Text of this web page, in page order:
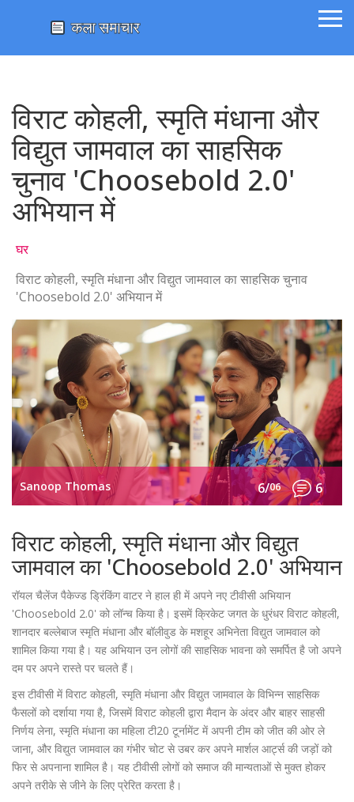
विराट कोहली, स्मृति मंधाना और
विद्युत जामवाल का साहसिक
चुनाव 'Choosebold 2.0'
अभियान में
घर
विराट कोहली, स्मृति मंधाना और विद्युत जामवाल का साहसिक चुनाव
'Choosebold 2.0' अभियान में
Sanoop Thomas 6/06 6
विराट कोहली, स्मृति मंधाना और विद्युत
जामवाल का 'Choosebold 2.0' अभियान
रॉयल चैलेंज पैकेज्ड ड्रिंकिंग वाटर ने हाल ही में अपने नए टीवीसी अभियान
'Choosebold 2.0' को लॉन्च किया है। इसमें क्रिकेट जगत के धुरंधर विराट कोहली,
शानदार बल्लेबाज स्मृति मंधाना और बॉलीवुड के मशहूर अभिनेता विद्युत जामवाल को
शामिल किया गया है। यह अभियान उन लोगों की साहसिक भावना को समर्पित है जो अपने
दम पर अपने रास्ते पर चलते हैं।
इस टीवीसी में विराट कोहली, स्मृति मंधाना और विद्युत जामवाल के विभिन्न साहसिक
फैसलों को दर्शाया गया है, जिसमें विराट कोहली द्वारा मैदान के अंदर और बाहर साहसी
निर्णय लेना, स्मृति मंधाना का महिला टी20 टूर्नामेंट में अपनी टीम को जीत की ओर ले
जाना, और विद्युत जामवाल का गंभीर चोट से उबर कर अपने मार्शल आर्ट्स की जड़ों को
फिर से अपनाना शामिल है। यह टीवीसी लोगों को समाज की मान्यताओं से मुक्त होकर
अपने तरीके से जीने के लिए प्रेरित करता है।